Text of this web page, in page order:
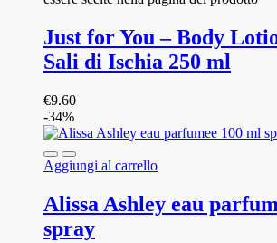
Just for You – Body
Sali di Ischia 250 ml
€9.60
-34%
Aggiungi al carrello
Alissa Ashley eau
spray